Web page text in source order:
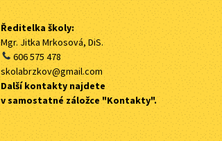
Ředitelka školy:
Mgr. Jitka Mrkosová, DiS.
606 575 478
skolabrzkov@gmail.com
Další kontakty najdete
v samostatné záložce "Kontakty".